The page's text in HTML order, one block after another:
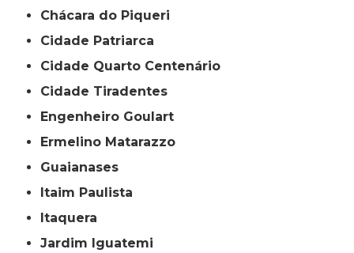
Chácara do Piqueri
Cidade Patriarca
Cidade Quarto Centenário
Cidade Tiradentes
Engenheiro Goulart
Ermelino Matarazzo
Guaianases
Itaim Paulista
Itaquera
Jardim Iguatemi